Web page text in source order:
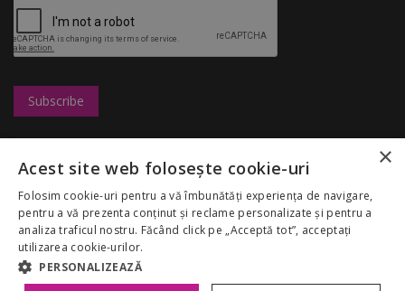
Marketing
Regulamentul
Palas Mall
My Account
GDPR
Congresshall
Targuri
Restaurante
Reduceri
Despre noi
×
Acest site web folosește cookie-uri
Folosim cookie-uri pentru a vă îmbunătăți experiența de navigare,
pentru a vă prezenta conținut și reclame personalizate și pentru a
analiza traficul nostru. Făcând click pe „Acceptă tot”, acceptați
utilizarea cookie-urilor.
PERSONALIZEAZĂ